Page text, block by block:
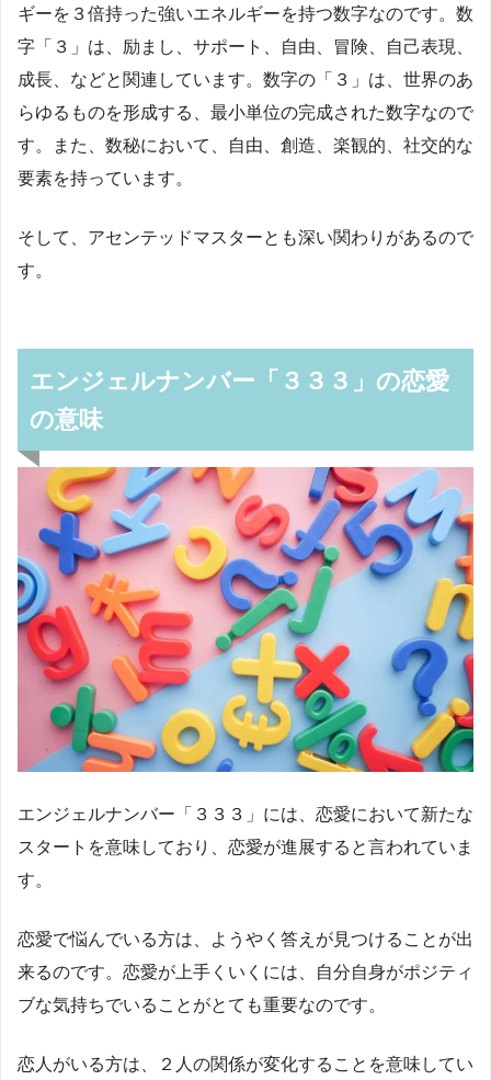
ギーを３倍持った強いエネルギーを持つ数字なのです。数
字「３」は、励まし、サポート、自由、冒険、自己表現、
成長、などと関連しています。数字の「３」は、世界のあ
らゆるものを形成する、最小単位の完成された数字なので
す。また、数秘において、自由、創造、楽観的、社交的な
要素を持っています。
そして、アセンテッドマスターとも深い関わりがあるので
す。
エンジェルナンバー「３３３」の恋愛
の意味
エンジェルナンバー「３３３」には、恋愛において新たな
スタートを意味しており、恋愛が進展すると言われていま
す。
恋愛で悩んでいる方は、ようやく答えが見つけることが出
来るのです。恋愛が上手くいくには、自分自身がポジティ
ブな気持ちでいることがとても重要なのです。
恋人がいる方は、２人の関係が変化することを意味してい